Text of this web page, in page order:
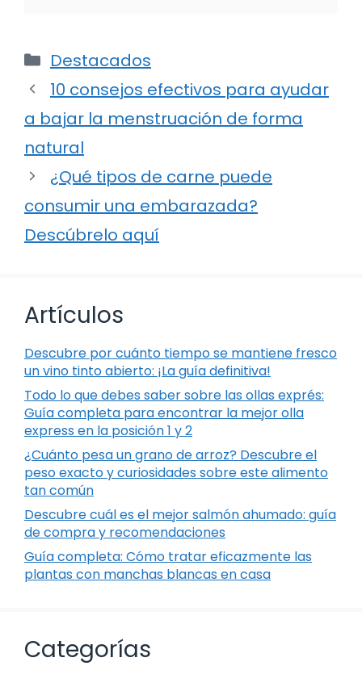
Categorías
Destacados
10 consejos efectivos para ayudar
a bajar la menstruación de forma
natural
¿Qué tipos de carne puede
consumir una embarazada?
Descúbrelo aquí
Artículos
Descubre por cuánto tiempo se mantiene fresco
un vino tinto abierto: ¡La guía definitiva!
Todo lo que debes saber sobre las ollas exprés:
Guía completa para encontrar la mejor olla
express en la posición 1 y 2
¿Cuánto pesa un grano de arroz? Descubre el
peso exacto y curiosidades sobre este alimento
tan común
Descubre cuál es el mejor salmón ahumado: guía
de compra y recomendaciones
Guía completa: Cómo tratar eficazmente las
plantas con manchas blancas en casa
Categorías